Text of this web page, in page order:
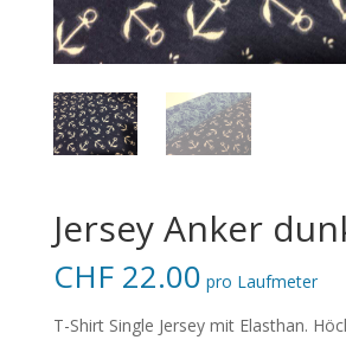
Jersey Anker
CHF22.00 pro Laufmeter
T-Shirt Single Jersey mit Elasthan.